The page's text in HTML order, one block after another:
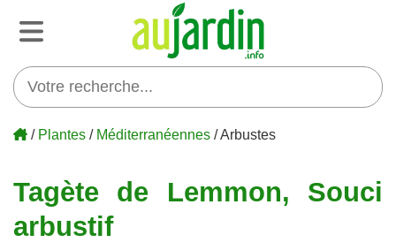
/ Plantes / Méditerranéennes / Arbustes
Tagète de Lemmon, Souci
arbustif